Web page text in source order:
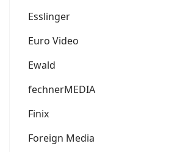
Esslinger
Euro Video
Ewald
fechnerMEDIA
Finix
Foreign Media